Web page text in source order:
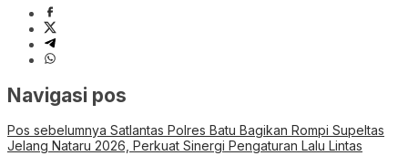
Navigasi pos
Pos sebelumnya Satlantas Polres Batu Bagikan Rompi Supeltas
Jelang Nataru 2026, Perkuat Sinergi Pengaturan Lalu Lintas